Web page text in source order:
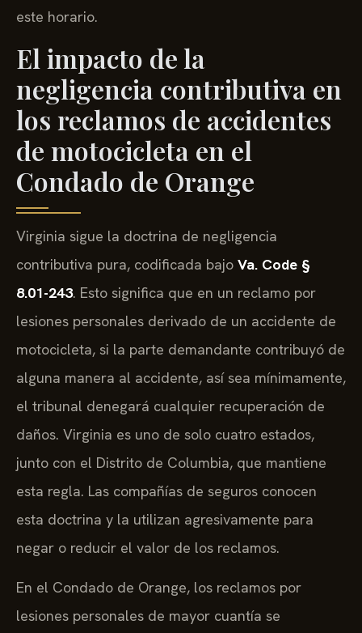
este horario.
El impacto de la
negligencia contributiva en
los reclamos de accidentes
de motocicleta en el
Condado de Orange
Virginia sigue la doctrina de negligencia
contributiva pura, codificada bajo Va. Code §
8.01-243. Esto significa que en un reclamo por
lesiones personales derivado de un accidente de
motocicleta, si la parte demandante contribuyó de
alguna manera al accidente, así sea mínimamente,
el tribunal denegará cualquier recuperación de
daños. Virginia es uno de solo cuatro estados,
junto con el Distrito de Columbia, que mantiene
esta regla. Las compañías de seguros conocen
esta doctrina y la utilizan agresivamente para
negar o reducir el valor de los reclamos.
En el Condado de Orange, los reclamos por
lesiones personales de mayor cuantía se